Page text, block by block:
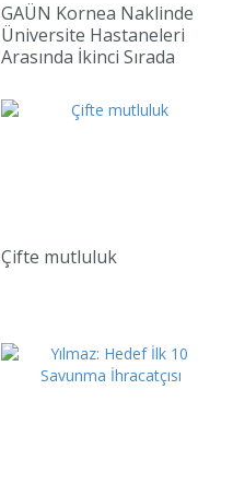
GAÜN Kornea Naklinde
Üniversite Hastaneleri
Arasında İkinci Sırada
Çifte mutluluk